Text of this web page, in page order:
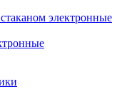
электронные